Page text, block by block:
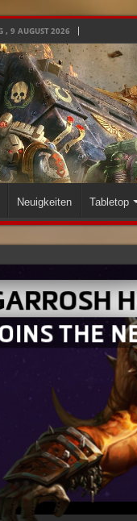
, 9 AUGUST 2026
Neuigkeiten Tabletop